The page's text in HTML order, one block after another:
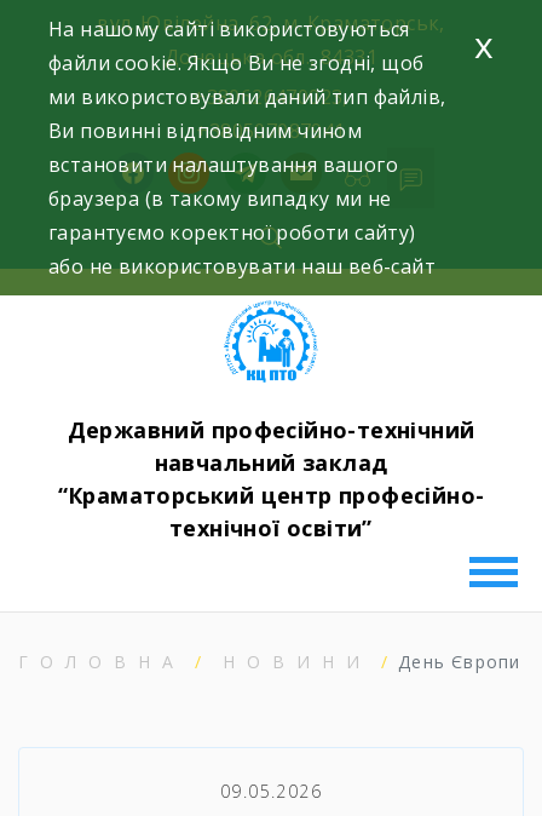
content
вул. Ювілейна, 62, м. Краматорськ,
Донецька обл., 84331
+380626470023,
+380507087941
facebookinstagramtelegram
mail
Державний професійно-технічний
навчальний заклад
“Краматорський центр професійно-
технічної освіти”
ГОЛОВНА НОВИНИ День Європи
09.05.2026
На нашому сайті використовуються
файли cookie. Якщо Ви не згодні, щоб
ми використовували даний тип файлів,
Ви повинні відповідним чином
встановити налаштування вашого
браузера (в такому випадку ми не
гарантуємо коректної роботи сайту)
або не використовувати наш веб-сайт
x